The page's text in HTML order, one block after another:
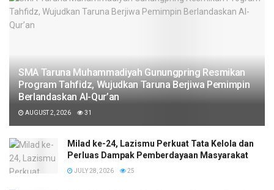
SMA Taruna Muhammadiyah Gunungpring Resmikan
Program Tahfidz, Wujudkan Taruna Berjiwa Pemimpin
Berlandaskan Al-Qur’an
AUGUST 2, 2026 31
Milad ke-24, Lazismu Perkuat Tata Kelola dan
Perluas Dampak Pemberdayaan Masyarakat
JULY 28, 2026 25